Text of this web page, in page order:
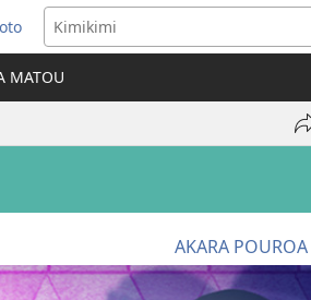
MATOU
AKARA POUROA